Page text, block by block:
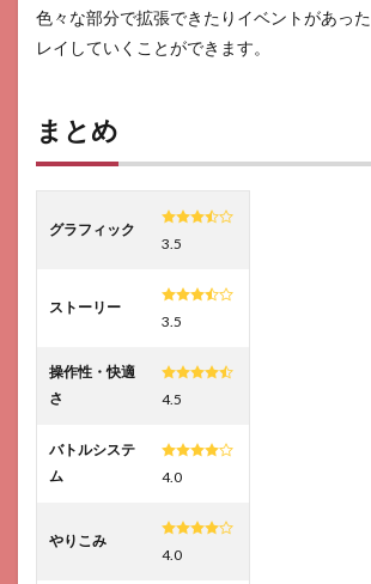
色々な部分で拡張できたりイベントがあっ
レイしていくことができます。
まとめ
グラフィック
3.5
ストーリー
3.5
操作性・快適
さ
4.5
バトルシステ
ム
4.0
やりこみ
4.0